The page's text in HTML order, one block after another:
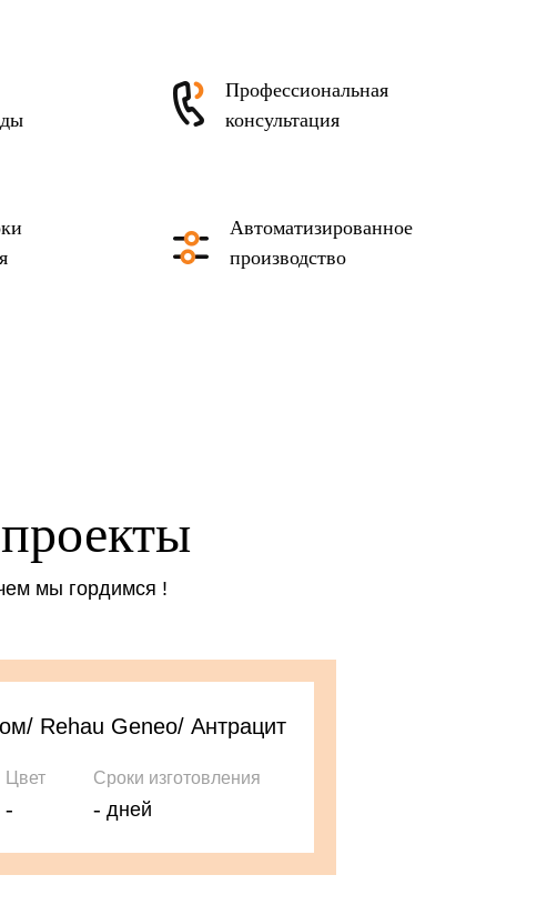
Профессиональная
консультация
Автоматизированное
производство
мы гордимся !
Rehau Geneo/ Антрацит
Цвет
-
Сроки изготовления
- дней